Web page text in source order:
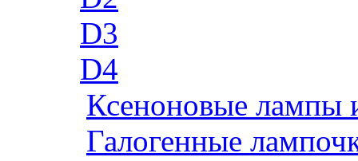
D3
D4
Ксеноновые лампы
Галогенные